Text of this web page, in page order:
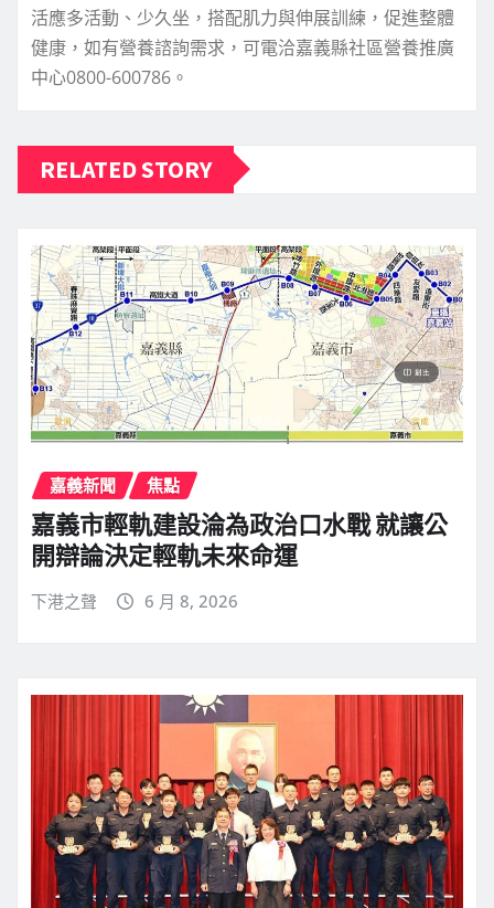
活應多活動、少久坐，搭配肌力與伸展訓練，促進整體
健康，如有營養諮詢需求，可電洽嘉義縣社區營養推廣
中心0800-600786。
RELATED STORY
嘉義新聞 焦點
嘉義市輕軌建設淪為政治口水戰 就讓公
開辯論決定輕軌未來命運
下港之聲 6 月 8, 2026